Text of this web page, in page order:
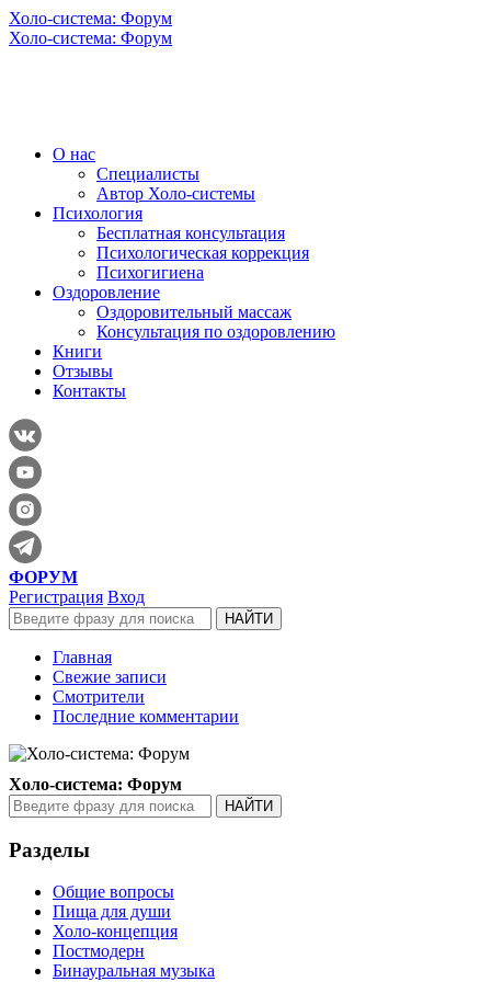
Холо-система: Форум
Холо-система: Форум
О нас
Специалисты
Автор Холо-системы
Психология
Бесплатная консультация
Психологическая коррекция
Психогигиена
Оздоровление
Оздоровительный массаж
Консультация по оздоровлению
Книги
Отзывы
Контакты
ФОРУМ
Регистрация Вход
Главная
Свежие записи
Смотрители
Последние комментарии
Холо-система: Форум
Разделы
Общие вопросы
Пища для души
Холо-концепция
Постмодерн
Бинауральная музыка